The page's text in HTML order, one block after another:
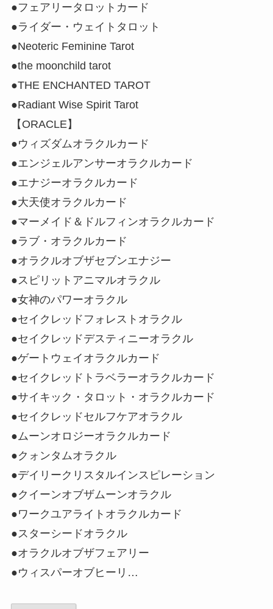
●フェアリータロットカード
●ライダー・ウェイトタロット
●Neoteric Feminine Tarot
●the moonchild tarot
●THE ENCHANTED TAROT
●Radiant Wise Spirit Tarot
【ORACLE】
●ウィズダムオラクルカード
●エンジェルアンサーオラクルカード
●エナジーオラクルカード
●大天使オラクルカード
●マーメイド＆ドルフィンオラクルカード
●ラブ・オラクルカード
●オラクルオブザセブンエナジー
●スピリットアニマルオラクル
●女神のパワーオラクル
●セイクレッドフォレストオラクル
●セイクレッドデスティニーオラクル
●ゲートウェイオラクルカード
●セイクレッドトラベラーオラクルカード
●サイキック・タロット・オラクルカード
●セイクレッドセルフケアオラクル
●ムーンオロジーオラクルカード
●クォンタムオラクル
●デイリークリスタルインスピレーション
●クイーンオブザムーンオラクル
●ワークユアライトオラクルカード
●スターシードオラクル
●オラクルオブザフェアリー
●ウィスパーオブヒーリ…